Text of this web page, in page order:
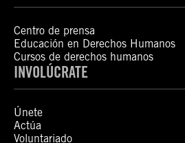
Centro de prensa
Educación en Derechos Humanos
Cursos de derechos humanos
INVOLÚCRATE
Únete
Actúa
Voluntariado